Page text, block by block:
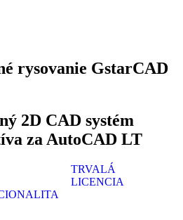
rysovanie GstarCAD
2D CAD systém
za AutoCAD LT
TRVALÁ
LICENCIA